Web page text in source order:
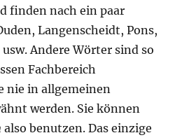
finden nach ein paar
Langenscheidt, Pons,
Andere Wörter sind so
Fachbereich
nie in allgemeinen
werden. Sie können
also benutzen. Das einzige